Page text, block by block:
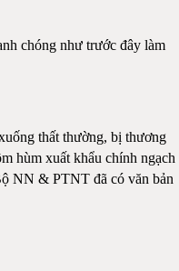
chóng như trước đây làm
thất thường, bị thương
hùm xuất khẩu chính ngạch
NN & PTNT đã có văn bản